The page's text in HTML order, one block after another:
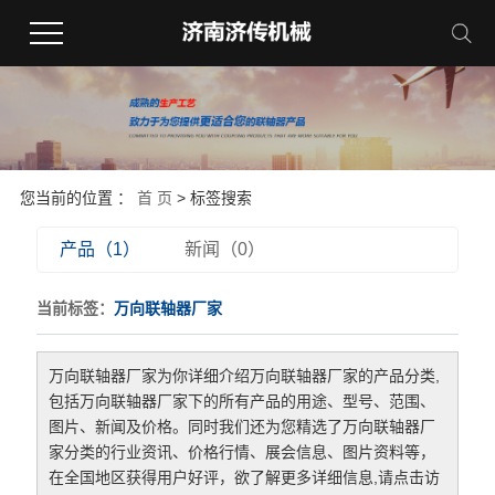
您当前的位置 ： 首 页 > 标签搜索
产品（1） 新闻（0）
当前标签： 万向联轴器厂家
万向联轴器厂家为你详细介绍万向联轴器厂家的产品分类,
包括万向联轴器厂家下的所有产品的用途、型号、范围、
图片、新闻及价格。同时我们还为您精选了万向联轴器厂
家分类的行业资讯、价格行情、展会信息、图片资料等，
在全国地区获得用户好评，欲了解更多详细信息,请点击访